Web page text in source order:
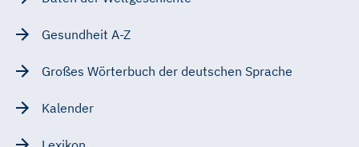
Gesundheit A-Z
Großes Wörterbuch der deutschen Sprache
Kalender